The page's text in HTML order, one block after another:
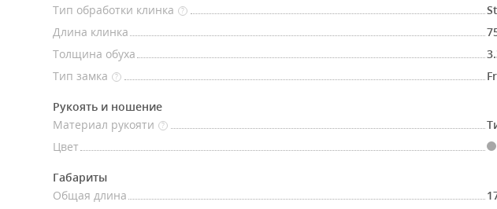
Тип обработки клинка ?
Длина клинка
Толщина обуха
Тип замка
?
Рукоять и ношение
Материал рукояти
?
Цвет
Габариты
Общая длина